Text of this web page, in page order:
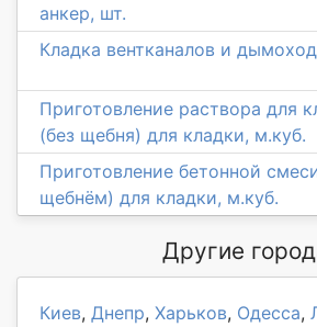
анкер, шт.
Кладка вентканалов и
Приготовление раствора для
(без щебня) для кладки, м.куб.
Приготовление бетонной
щебнём) для кладки, м.куб.
Другие
Киев, Днепр, Харьков, Одесса,